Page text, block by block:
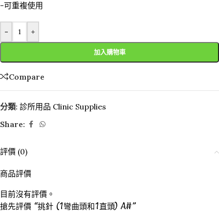
-可重複使用
- +
加入購物車
Compare
分類: 診所用品 Clinic Supplies
Share:
評價 (0)
商品評價
目前沒有評價。
搶先評價 “挑針 (1彎曲頭和1直頭) A#”